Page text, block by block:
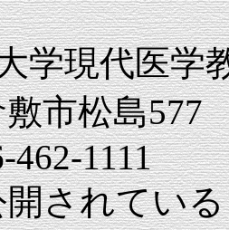
学現代医学
市松島577
1111
されている